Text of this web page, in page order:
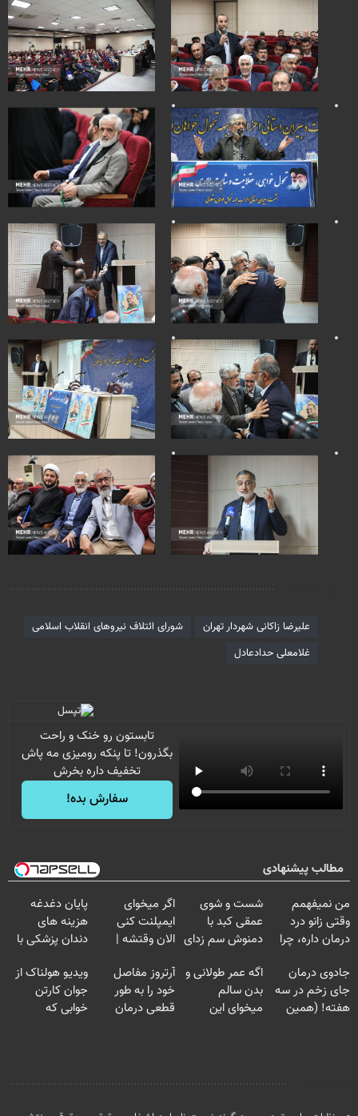
علیرضا زاکانی شهردار تهران
شورای ائتلاف نیروهای انقلاب اسلامی
غلامعلی حدادعادل
تابستون رو خنک و راحت
بگذرون! تا پنکه رومیزی مه پاش
تخفیف داره بخرش
سفارش بده!
مطالب پیشنهادی
من نمیفهمم
وقتی زانو درد
درمان داره، چرا
تحمل میکنی؟❗
شست و شوی
عمقی کبد با
دمنوش سم زدای
اگر میخوای
ایمپلنت کنی
الان وقتشه |
میلیون تومان!!!
پایان دغدغه
هزینه های
دندان پزشکی با
خانگی
جادوی درمان
جای زخم در سه
هفته! (همین
اگه عمر طولانی و
بدن سالم
میخوای این
آرتروز مفاصل
خود را به طور
قطعی درمان
ویدیو هولناک از
جوان کارتن
خوابی که